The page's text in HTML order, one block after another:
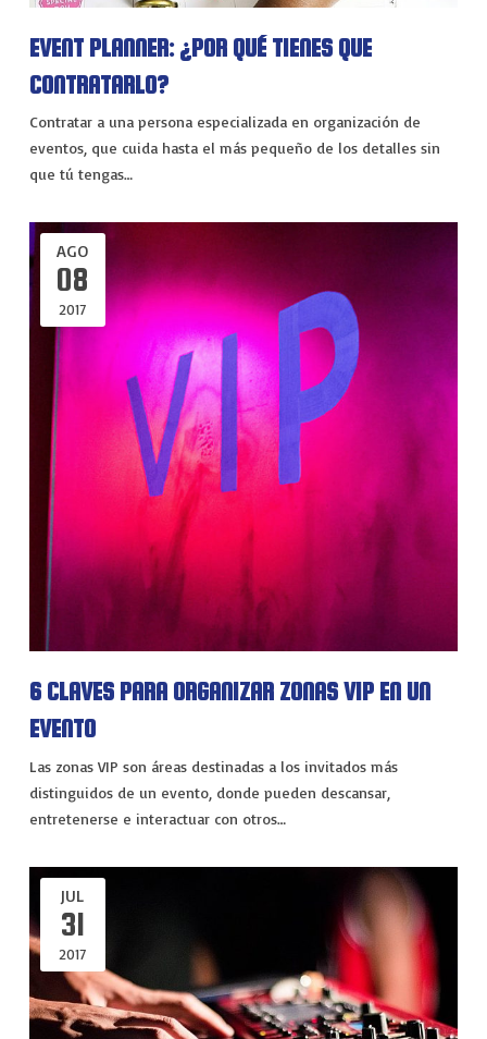
EXPERIENCIAS
EVENT PLANNER: ¿POR QUÉ TIENES QUE
CONTRATARLO?
Contratar a una persona especializada en organización de
eventos, que cuida hasta el más pequeño de los detalles sin
que tú tengas…
6 CLAVES PARA ORGANIZAR ZONAS VIP EN UN
EVENTO
AGO
08
2017
Las zonas VIP son áreas destinadas a los invitados más
distinguidos de un evento, donde pueden descansar,
entretenerse e interactuar con otros…
JUL
31
2017